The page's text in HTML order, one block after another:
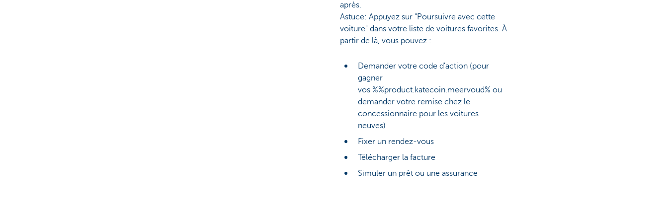
après.
Astuce: Appuyez sur "Poursuivre avec cette
voiture" dans votre liste de voitures favorites. À
partir de là, vous pouvez :
Demander votre code d'action (pour
gagner
vos %%product.katecoin.meervoud% ou
demander votre remise chez le
concessionnaire pour les voitures
neuves)
Fixer un rendez-vous
Télécharger la facture
Simuler un prêt ou une assurance